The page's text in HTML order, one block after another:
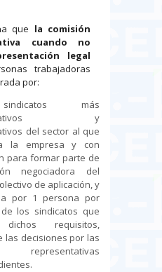
que la comisión
cuando no
legal
trabajadoras
por:
más
y
del sector al que
la empresa y con
para formar parte de
negociadora del
de aplicación, y
por 1 persona por
los sindicatos que
dichos requisitos,
las decisiones por las
representativas